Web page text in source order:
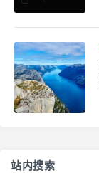
站内搜索